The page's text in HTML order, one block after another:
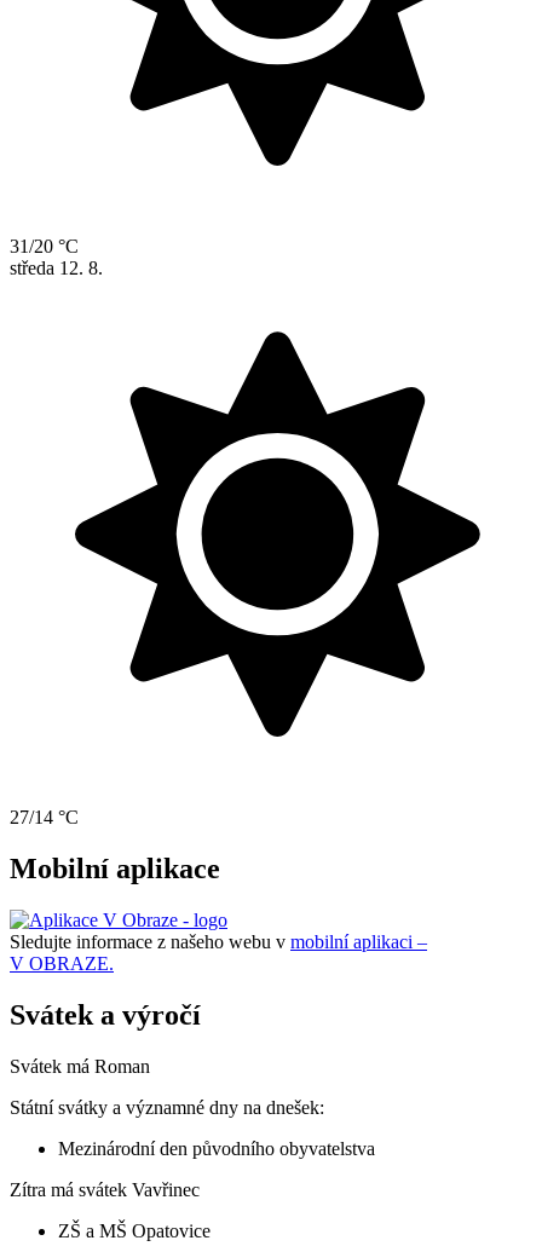
31/20 °C
středa 12. 8.
27/14 °C
Mobilní aplikace
Sledujte informace z našeho webu v mobilní aplikaci –
V OBRAZE.
Svátek a výročí
Svátek má Roman
Státní svátky a významné dny na dnešek:
Mezinárodní den původního obyvatelstva
Zítra má svátek Vavřinec
ZŠ a MŠ Opatovice